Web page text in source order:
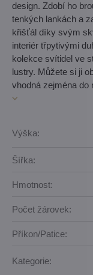
design. Zdobí ho
tenkých lankách a
křišťál díky svým
interiér třpytivými
kolekce svítidel ve
lustry. Můžete si ji
vhodná zejména do
Výška:
Šířka:
Hmotnost:
Počet žárovek:
Příkon/Patice:
Kategorie: